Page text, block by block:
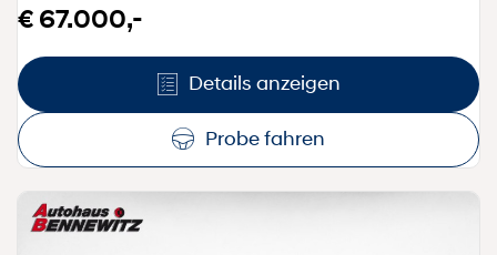
€ 67.000,-
Details anzeigen
Probe fahren